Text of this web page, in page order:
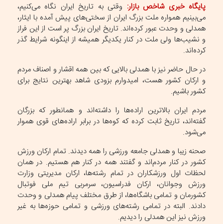
پایگاه خبری شاخص بازار: وقتی به تاریخ ایران نگاه می‌کنیم،
می‌بینیم همواره ملت بزرگ ایران از سختی‌های پیش آمده با ایثار،
همدلی و وحدت عبور کرده‌اند. تاریخ ایران بزرگ پر است از این فراز
و نشیب‌ها ولی ملت در کنار یکدیگر همیشه از اینگونه شرایط گذر
کرده‌اند.
در حال حاضر نیز با همدلی بالایی که بین همه اقشار و اصناف مردم
و ارکان کشور هست، امیدوارم بزودی شاهد بهترین نتایج برای
کشور باشیم.
مردم ایران بالاترین اراده‌ها را داشته‌اند و همانطور که بزرگان
گفته‌اند، تاریخ ثابت کرده که کوه‌ها در برابر اراده‌های قوی هموار
می‌شود.
صحنه زیبا و همدلی جامعه ورزشی را همه دیدند. تمام ارکان ورزش
کشور در کنار مردم‌اند و گفتند همه در کنار هم هستیم. در همان
لحظات اول ورزشکاران در تمام رشته‌ها، ارکان مدیریتی وزارت
ورزش وجوانان، ارکان فدراسیون، سرمربی تیم ملی فوتبال
کشورمان و تمامی باشگاه‌ها، از طرق مختلف پیام همدلی و وحدت
دادند. البته در تمامی رشته‌های ورزشی و تمامی حوزه‌ها به غیر
ورزش نیز این همدلی را دیدیم.